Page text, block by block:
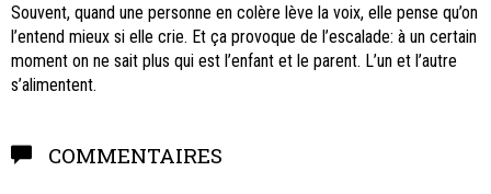
Souvent, quand une personne en colère lève la voix, elle pense qu’on
l’entend mieux si elle crie. Et ça provoque de l’escalade: à un certain
moment on ne sait plus qui est l’enfant et le parent. L’un et l’autre
s’alimentent.
COMMENTAIRES